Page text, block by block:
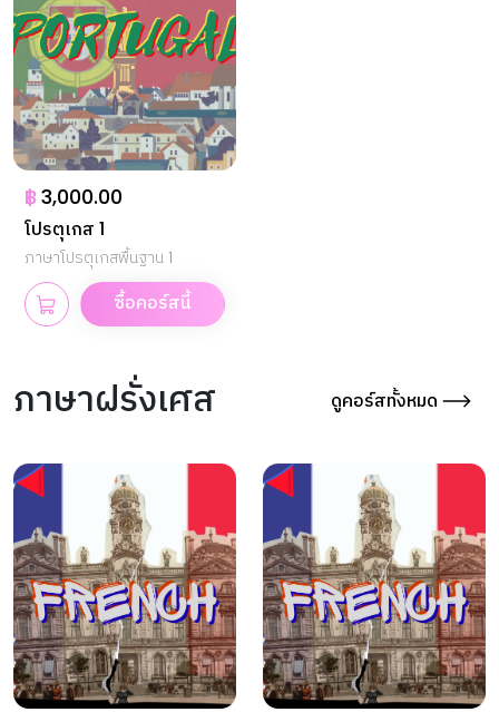
฿3,000.00
โปรตุเกส 1
ภาษาโปรตุเกสพื้นฐาน 1
ซื้อคอร์สนี้
ภาษาฝรั่งเศส ดูคอร์สทั้งหมด